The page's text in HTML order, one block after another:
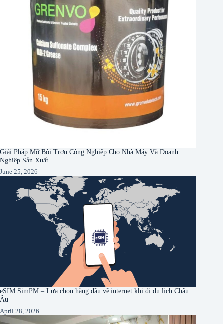
Giải Pháp Mỡ Bôi Trơn Công Nghiệp Cho Nhà Máy Và Doanh
Nghiệp Sản Xuất
June 25, 2026
eSIM SimPM – Lựa chọn hàng đầu về internet khi đi du lịch Châu
Âu
April 28, 2026